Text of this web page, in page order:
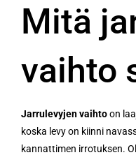
Mitä
vaihto
Jarrulevyjen vaihtoon
koska levy on kiinni
kannattimen irrotuksen.